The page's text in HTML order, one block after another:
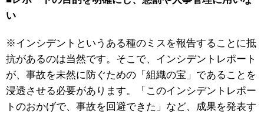
い
※インシデントというある種のミスを報告することに抵
抗があるのは当然です。そこで、インシデントレポート
が、事故を未然に防ぐための「組織の宝」であることを
浸透させる必要があります。「このインシデントレポー
トのおかげで、事故を回避できた」など、成果を発表す